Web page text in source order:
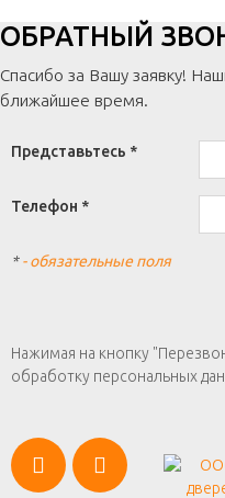
ОБРАТНЫЙ
Спасибо за Вашу заявку!
ближайшее время.
Представьтесь *
Телефон *
*- обязательные поля
Нажимая на кнопку
обработку персональных